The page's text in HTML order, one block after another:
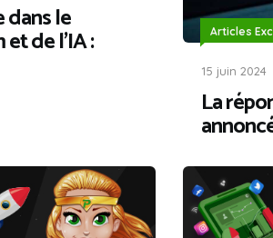
dans le
de l’IA : Articles
15 juin 2024
La